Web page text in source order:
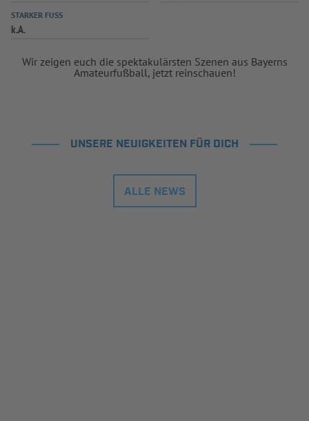
STARKER FUSS
k.A.
Wir zeigen euch die spektakulärsten Szenen aus Bayerns
Amateurfußball, jetzt reinschauen!
UNSERE NEUIGKEITEN FÜR DICH
ALLE NEWS